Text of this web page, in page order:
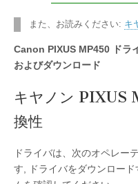
また、お読みください: キ
Canon PIXUS MP450 ドラ
およびダウンロード
キヤノン PIXUS
換性
ドライバは、次のオペレー
す, ドライバをダウンロー